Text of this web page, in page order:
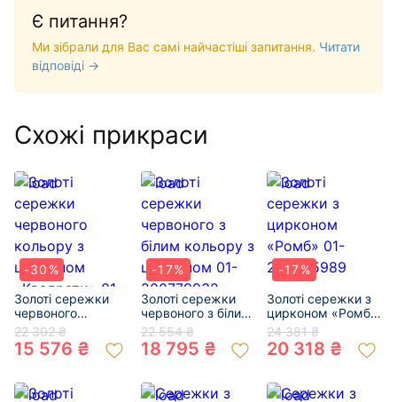
Є питання?
Ми зібрали для Вас самі найчастіші запитання. Читати
відповіді →
Схожі прикраси
-30%
Золоті сережки
червоного
кольору з
цирконом
«Квадрати» 01-
22 302 ₴
15 576 ₴
-17%
Золоті сережки
червоного з білим
кольору з
цирконом 01-
200779932
22 554 ₴
18 795 ₴
-17%
Золоті сережки з
цирконом «Ромб»
01-200565989
24 381 ₴
20 318 ₴